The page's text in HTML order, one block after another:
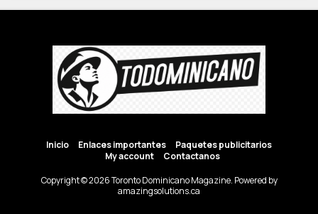
Inicio Enlaces importantes
Paquetes publicitarios
My account
Contactanos
Copyright © 2026 Toronto Dominicano Magazine. Powered by
amazingsolutions.ca